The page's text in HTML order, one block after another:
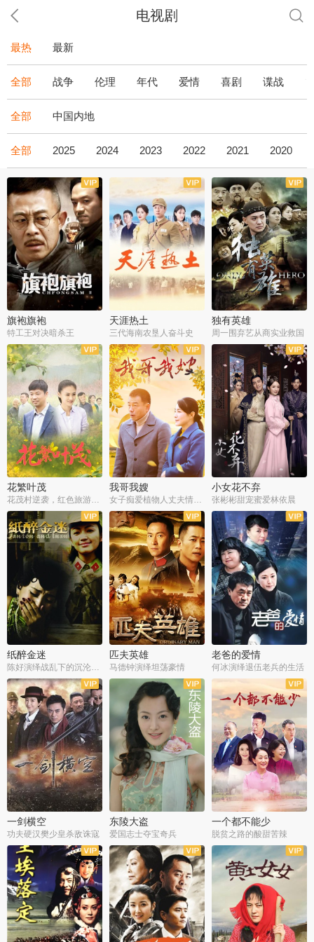
电视剧
最热 最新
全部 战争 伦理 年代 爱情 喜剧 谍战
全部 中国内地
全部 2025 2024 2023 2022 2021 2020
全43集
旗袍旗袍
特工王对决暗杀王
全36集
天涯热土
三代海南农垦人奋斗史
全34集
独有英雄
周一围弃艺从商实业救国
全34集
花繁叶茂
花茂村逆袭，红色旅游出圈
全50集
我哥我嫂
女子痴爱植物人丈夫情定一生
全51集
小女花不弃
张彬彬甜宠蜜爱林依晨
全42集
纸醉金迷
全35集
匹夫英雄
马德钟演绎坦荡豪情
全32集
老爸的爱情
何冰演绎退伍老兵的生活
全40集
一剑横空
功夫硬汉樊少皇杀敌诛寇
全33集
东陵大盗
爱国志士夺宝奇兵
全36集
一个都不能少
脱贫之路的酸甜苦辣
全25集
全50集 全23集